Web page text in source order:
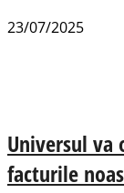
23/07/2025
Universul va
facturile